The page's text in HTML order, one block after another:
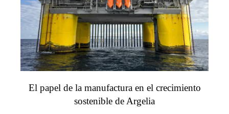
El papel de la manufactura en el crecimiento
sostenible de Argelia